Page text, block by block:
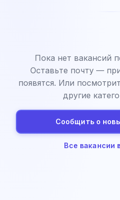
Пока нет вакансий
Оставьте почту —
появятся. Или
другие
Сообщить о
Все вакансии